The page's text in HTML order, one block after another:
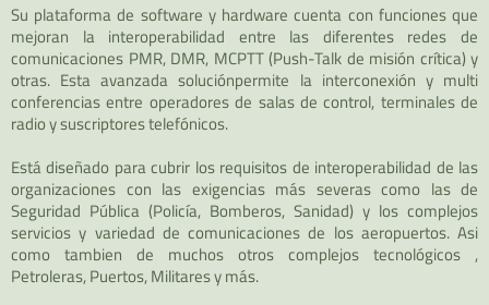
Su plataforma de software y hardware cuenta con funciones que
mejoran la interoperabilidad entre las diferentes redes de
comunicaciones PMR, DMR, MCPTT (Push-Talk de misión crítica) y
otras. Esta avanzada soluciónpermite la interconexión y multi
conferencias entre operadores de salas de control, terminales de
radio y suscriptores telefónicos.
Está diseñado para cubrir los requisitos de interoperabilidad de las
organizaciones con las exigencias más severas como las de
Seguridad Pública (Policía, Bomberos, Sanidad) y los complejos
servicios y variedad de comunicaciones de los aeropuertos. Asi
como tambien de muchos otros complejos tecnológicos ,
Petroleras, Puertos, Militares y más.